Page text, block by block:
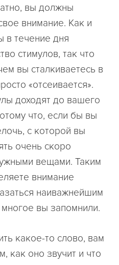
вы должны
внимание. Как и
в течение дня
стимулов, так что
вы сталкиваетесь в
«отсеивается».
доходят до вашего
что, если бы вы
с которой вы
очень скоро
вещами. Таким
внимание
наиважнейшим
вы запомнили.
какое-то слово, вам
как оно звучит и что